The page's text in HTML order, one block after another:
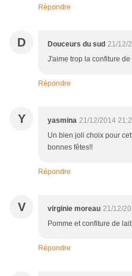
Répondre
D Douceurs du sud 21/12/
J'aime trop la confiture
Répondre
Y yasmina 21/12/2014
Un bien joli choix pour
bonnes fêtes!!
Répondre
V virginie moreau 21/12/
Pomme et confiture de
Répondre